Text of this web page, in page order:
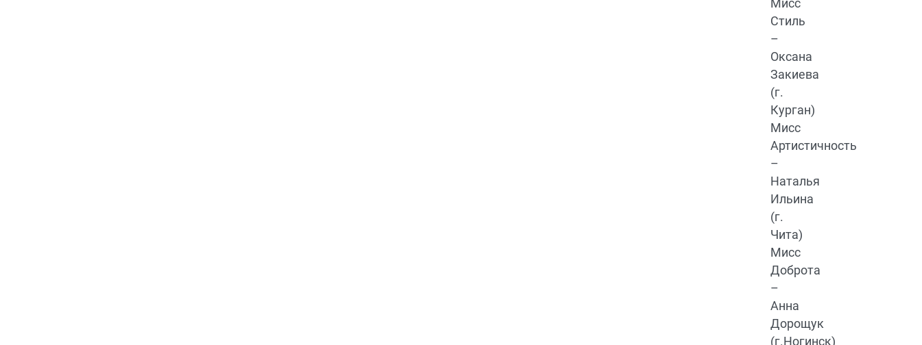
Мисс
Стиль
–
Оксана
Закиева
(г.
Курган)
Мисс
Артистичность
–
Наталья
Ильина
(г.
Чита)
Мисс
Доброта
–
Анна
Дорощук
(г.Ногинск)